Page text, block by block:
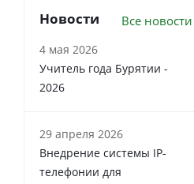
Новости Все новости
4 мая 2026
Учитель года Бурятии -
2026
29 апреля 2026
Внедрение системы IP-
телефонии для